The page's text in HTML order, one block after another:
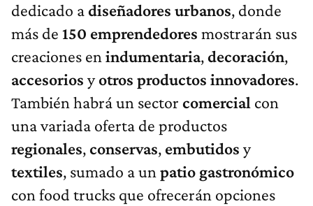
dedicado adiseñadores urbanos, donde
más de 150 emprendedores mostrarán sus
creaciones enindumentaria,decoración,
accesorios yotros productos innovadores.
También habrá un sector comercial con
una variada oferta de productos
regionales,conservas, embutidos y
textiles, sumado a unpatio gastronómico
con food trucks que ofrecerán opciones